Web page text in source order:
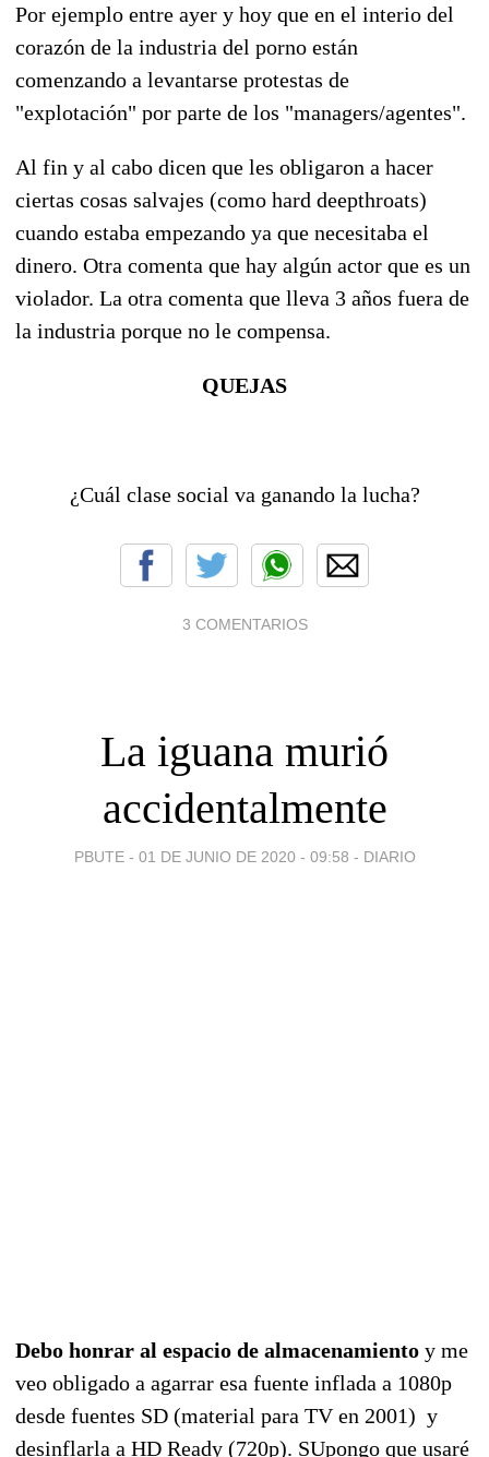
Por ejemplo entre ayer y hoy que en el interio del
corazón de la industria del porno están
comenzando a levantarse protestas de
"explotación" por parte de los "managers/agentes".
Al fin y al cabo dicen que les obligaron a hacer
ciertas cosas salvajes (como hard deepthroats)
cuando estaba empezando ya que necesitaba el
dinero. Otra comenta que hay algún actor que es un
violador. La otra comenta que lleva 3 años fuera de
la industria porque no le compensa.
QUEJAS
¿Cuál clase social va ganando la lucha?
3 COMENTARIOS
La iguana murió
accidentalmente
PBUTE - 01 DE JUNIO DE 2020 - 09:58 - DIARIO
Debo honrar al espacio de almacenamiento y me
veo obligado a agarrar esa fuente inflada a 1080p
desde fuentes SD (material para TV en 2001) y
desinflarla a HD Ready (720p). SUpongo que usaré